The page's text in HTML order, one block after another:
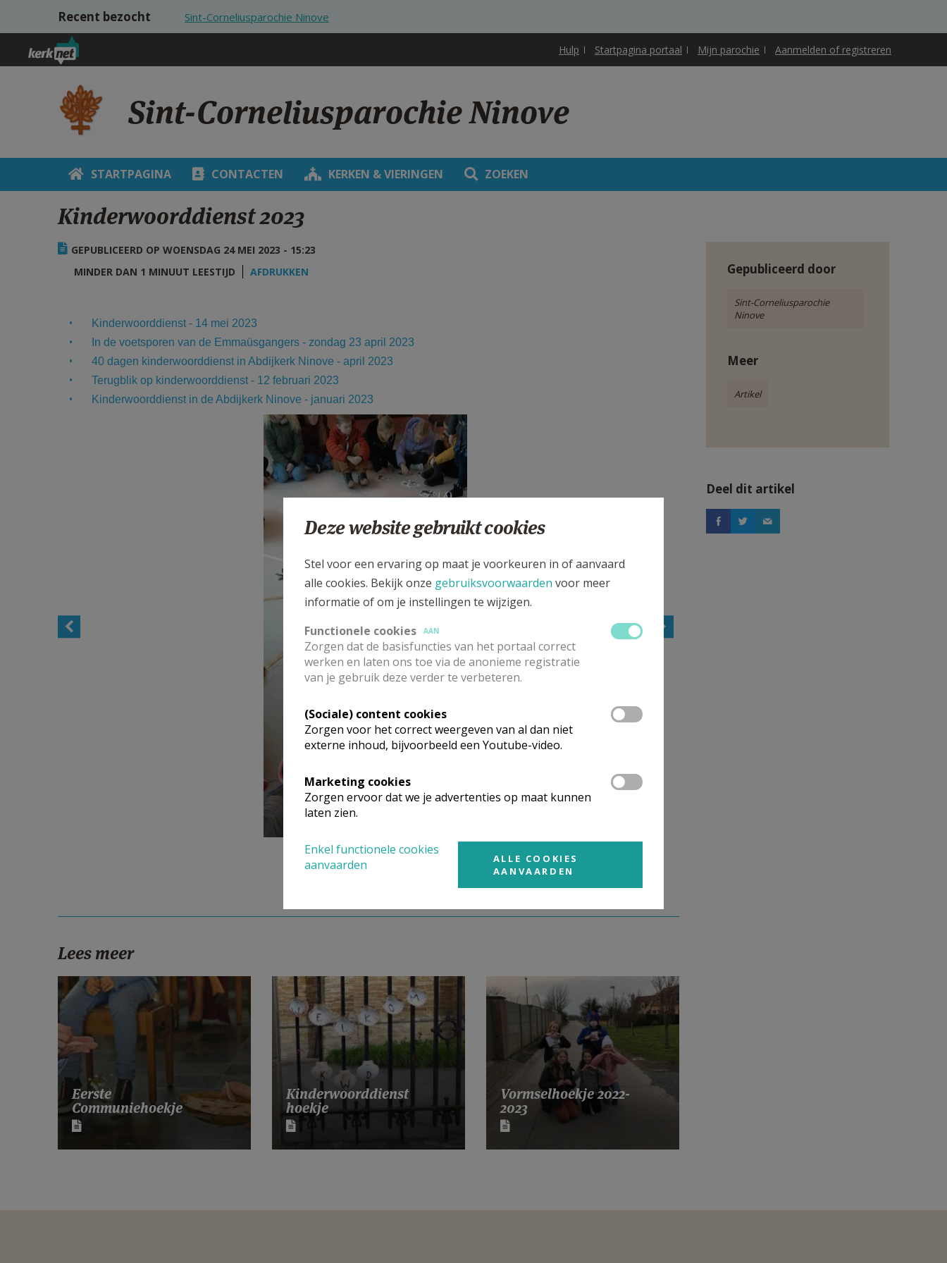
Overslaan en naar de inhoud gaan
Recent bezocht Sint-Corneliusparochie Ninove
Hulp Startpagina portaal Mijn parochie Aanmelden of registreren
Sint-Corneliusparochie Ninove
STARTPAGINA CONTACTEN KERKEN & VIERINGEN ZOEKEN
Kinderwoorddienst 2023
GEPUBLICEERD OP WOENSDAG 24 MEI 2023 - 15:23
MINDER DAN 1 MINUUT LEESTIJD
AFDRUKKEN
Kinderwoorddienst - 14 mei 2023
In de voetsporen van de Emmaüsgangers - zondag 23 april 2023
40 dagen kinderwoorddienst in Abdijkerk Ninove - april 2023
Terugblik op kinderwoorddienst - 12 februari 2023
Kinderwoorddienst in de Abdijkerk Ninove - januari 2023
Kinderwoorddienst
Gepubliceerd door
Sint-Corneliusparochie
Ninove
Meer
Artikel
Deel dit artikel
Lees meer
Eerste
Communiehoekje
Kinderwoorddienst
hoekje
Vormselhoekje 2022-
2023
Deze website gebruikt cookies
Stel voor een ervaring op maat je voorkeuren in of aanvaard
alle cookies. Bekijk onze gebruiksvoorwaarden voor meer
informatie of om je instellingen te wijzigen.
Functionele cookies
AAN
Zorgen dat de basisfuncties van het portaal correct
werken en laten ons toe via de anonieme registratie
van je gebruik deze verder te verbeteren.
(Sociale) content cookies
Zorgen voor het correct weergeven van al dan niet
externe inhoud, bijvoorbeeld een Youtube-video.
Marketing cookies
Zorgen ervoor dat we je advertenties op maat kunnen
laten zien.
Enkel functionele cookies
aanvaarden
ALLE COOKIES
AANVAARDEN